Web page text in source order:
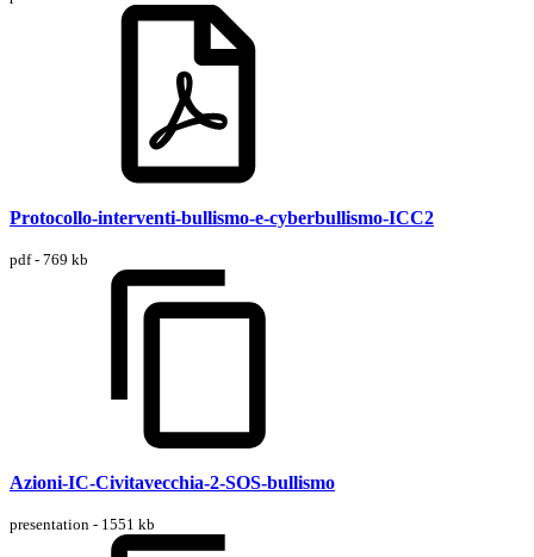
Protocollo-interventi-bullismo-e-cyberbullismo-ICC2
pdf - 769 kb
Azioni-IC-Civitavecchia-2-SOS-bullismo
presentation - 1551 kb